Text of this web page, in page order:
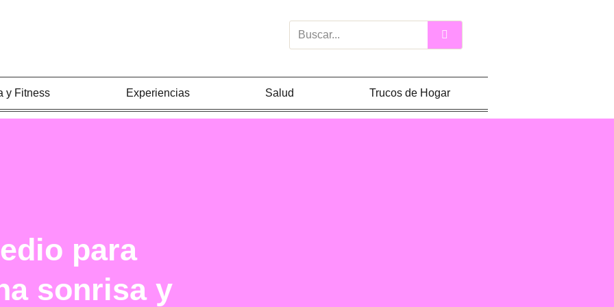
Buscar
y Fitness Experiencias Salud Trucos de Hogar
para
sonrisa y